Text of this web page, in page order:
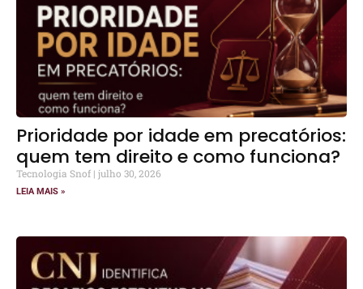
Prioridade por idade em precatórios:
quem tem direito e como funciona?
Tecnologia Snof julho 30, 2026
LEIA MAIS »